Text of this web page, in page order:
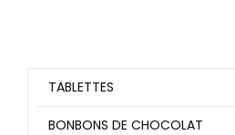
TABLETTES
BONBONS DE CHOCOLAT